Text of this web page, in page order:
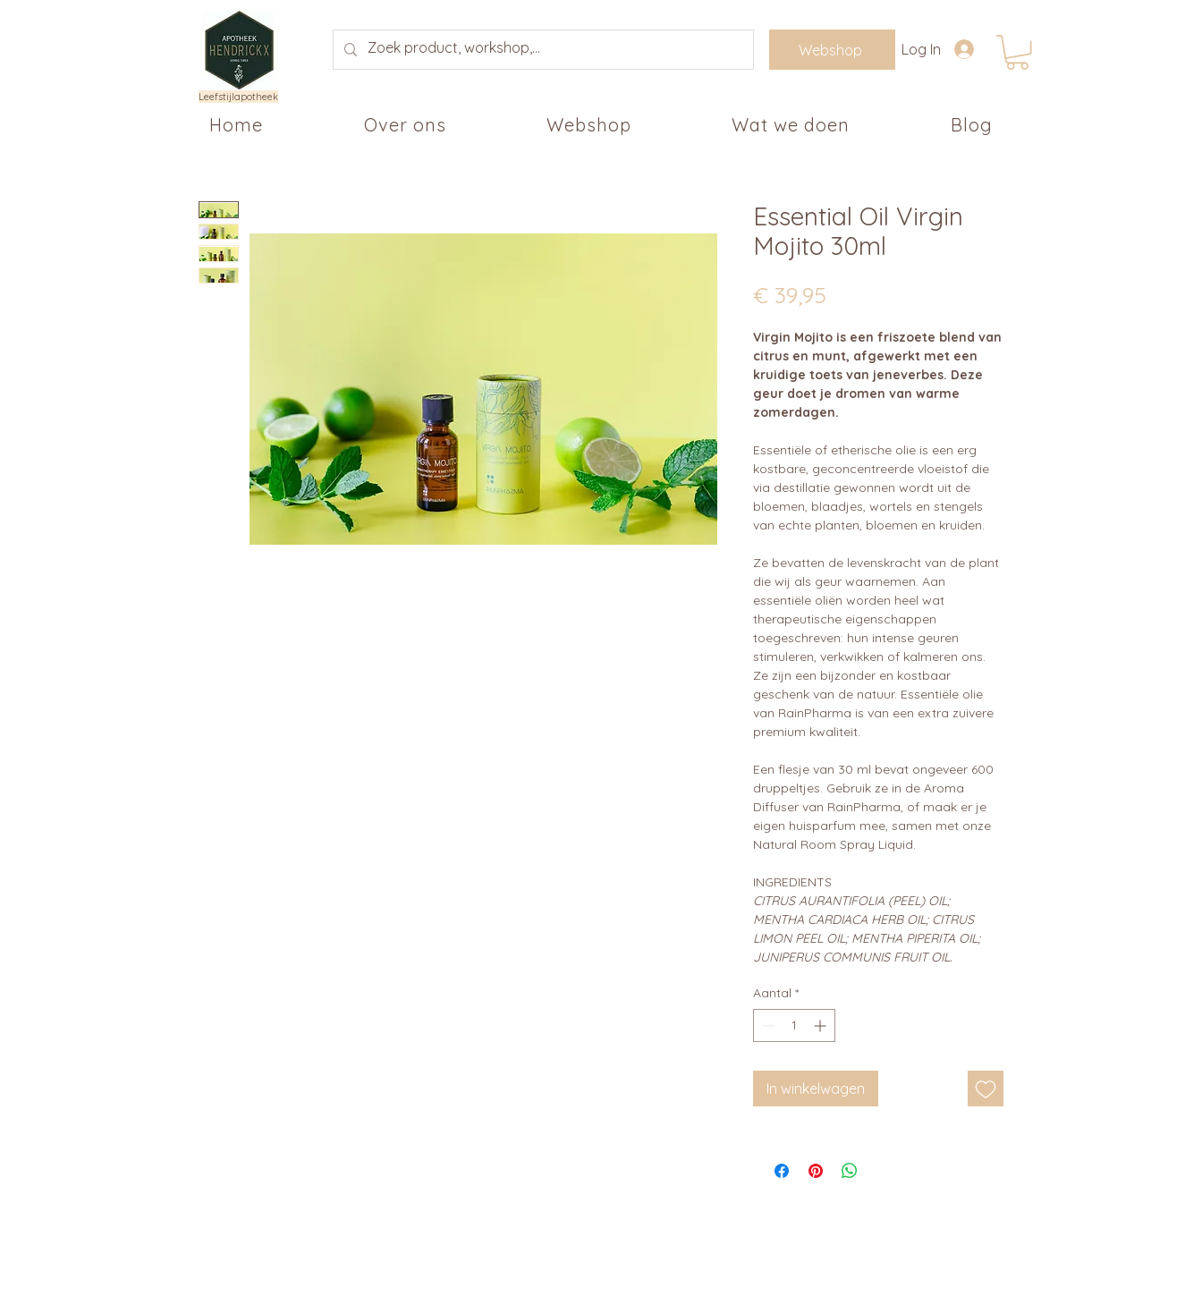
Webshop Log In
Home Over ons Webshop Wat we doen Blog
Leefstijlapotheek
Essential Oil Virgin
Mojito 30ml
€ 39,95
Virgin Mojito is een friszoete blend van
citrus en munt, afgewerkt met een
kruidige toets van jeneverbes. Deze
geur doet je dromen van warme
zomerdagen.
Essentiële of etherische olie is een erg
kostbare, geconcentreerde vloeistof die
via destillatie gewonnen wordt uit de
bloemen, blaadjes, wortels en stengels
van echte planten, bloemen en kruiden.
Ze bevatten de levenskracht van de plant
die wij als geur waarnemen. Aan
essentiële oliën worden heel wat
therapeutische eigenschappen
toegeschreven: hun intense geuren
stimuleren, verkwikken of kalmeren ons.
Ze zijn een bijzonder en kostbaar
geschenk van de natuur. Essentiële olie
van RainPharma is van een extra zuivere
premium kwaliteit.
Een flesje van 30 ml bevat ongeveer 600
druppeltjes. Gebruik ze in de Aroma
Diffuser van RainPharma, of maak er je
eigen huisparfum mee, samen met onze
Natural Room Spray Liquid.
INGREDIENTS
CITRUS AURANTIFOLIA (PEEL) OIL;
MENTHA CARDIACA HERB OIL; CITRUS
LIMON PEEL OIL; MENTHA PIPERITA OIL;
JUNIPERUS COMMUNIS FRUIT OIL.
Aantal *
In winkelwagen